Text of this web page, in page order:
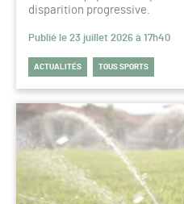
disparition progressive.
Publié le 23 juillet 2026 à 17h40
ACTUALITÉS TOUS SPORTS